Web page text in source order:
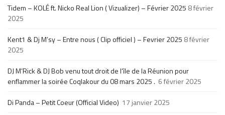
Tidem – KOLÉ ft. Nicko Real Lion ( Vizualizer) – Février 2025 8 février
2025
Kent1 & Dj M’sy – Entre nous ( Clip officiel ) – Fevrier 2025 8 février
2025
DJ M’Rick & DJ Bob venu tout droit de l’île de la Réunion pour
enflammer la soirée Coqlakour du 08 mars 2025 . 6 février 2025
Di Panda – Petit Coeur (Official Video) 17 janvier 2025